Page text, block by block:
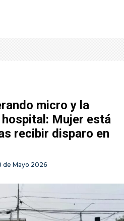
micro y la
Mujer está
recibir disparo en
de Mayo 2026